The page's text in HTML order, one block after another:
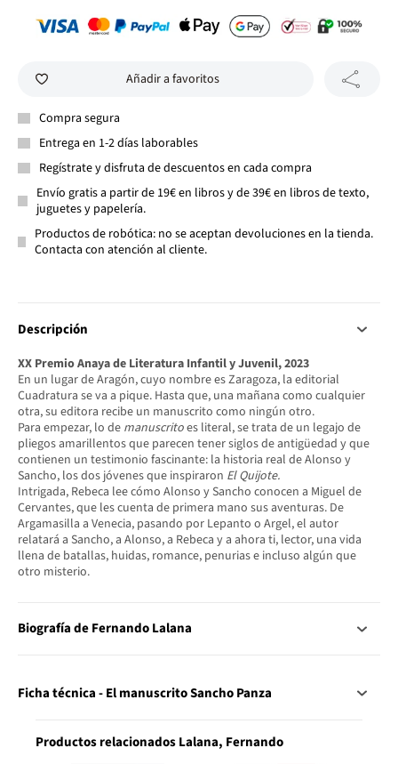
Añadir a favoritos
Compra segura
Entrega en 1-2 días laborables
Regístrate y disfruta de descuentos en cada compra
Envío gratis a partir de 19€ en libros y de 39€ en libros de texto,
juguetes y papelería.
Productos de robótica: no se aceptan devoluciones en la tienda.
Contacta con atención al cliente.
Descripción
XX Premio Anaya de Literatura Infantil y Juvenil, 2023
En un lugar de Aragón, cuyo nombre es Zaragoza, la editorial
Cuadratura se va a pique. Hasta que, una mañana como cualquier
otra, su editora recibe un manuscrito como ningún otro.
Para empezar, lo de manuscritoes literal, se trata de un legajo de
pliegos amarillentos que parecen tener siglos de antigüedad y que
contienen un testimonio fascinante: la historia real de Alonso y
Sancho, los dos jóvenes que inspiraron El Quijote.
Intrigada, Rebeca lee cómo Alonso y Sancho conocen a Miguel de
Cervantes, que les cuenta de primera mano sus aventuras. De
Argamasilla a Venecia, pasando por Lepanto o Argel, el autor
relatará a Sancho, a Alonso, a Rebeca y a ahora ti, lector, una vida
llena de batallas, huidas, romance, penurias e incluso algún que
otro misterio.
Biografía de Fernando Lalana
Ficha técnica - El manuscrito Sancho Panza
Productos relacionados Lalana, Fernando